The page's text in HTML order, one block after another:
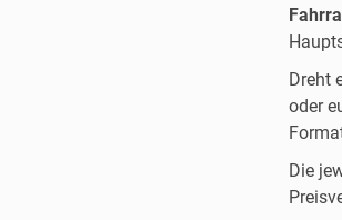
Dreht
oder
Die